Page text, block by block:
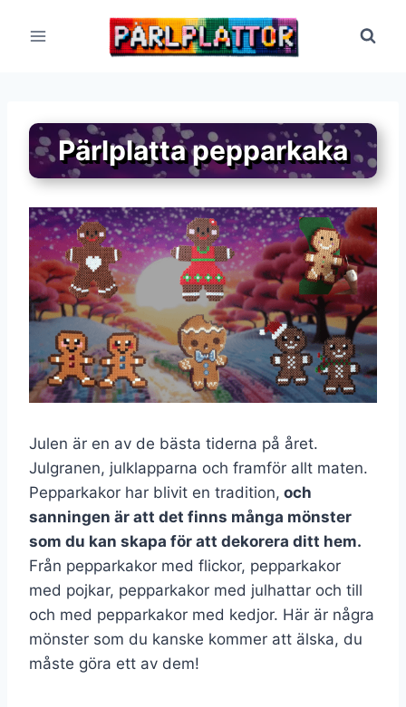
Pärlplatta pepparkaka
Julen är en av de bästa tiderna på året.
Julgranen, julklapparna och framför allt maten.
Pepparkakor har blivit en tradition, och
sanningen är att det finns många mönster
som du kan skapa för att dekorera ditt hem.
Från pepparkakor med flickor, pepparkakor
med pojkar, pepparkakor med julhattar och till
och med pepparkakor med kedjor. Här är några
mönster som du kanske kommer att älska, du
måste göra ett av dem!